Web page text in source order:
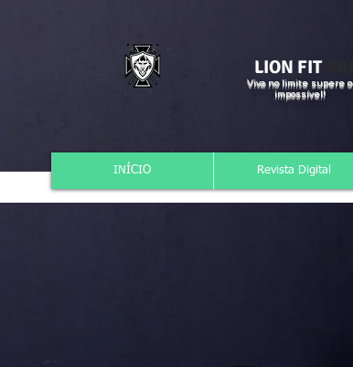
LION FIT
Viva no limite supere o
impossível!
INÍCIO Revista Digital